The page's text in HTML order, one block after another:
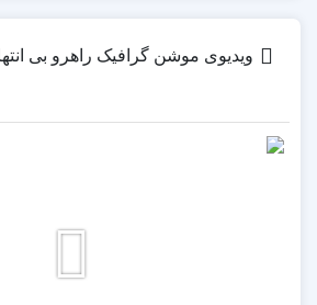
ویدیوی موشن گرافیک راهرو بی
نمایشگر